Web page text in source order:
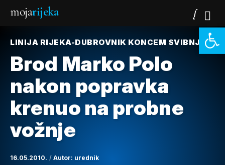
mojarijeka
LINIJA RIJEKA-DUBROVNIK KONCEM SVIBNJA
Brod Marko Polo
nakon popravka
krenuo na probne
vožnje
16.05.2010. Autor: urednik